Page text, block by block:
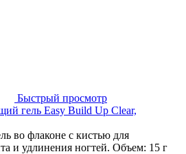
Быстрый просмотр
гель Easy Build Up Clear,
во флаконе с кистью для
и удлинения ногтей. Объем: 15 г